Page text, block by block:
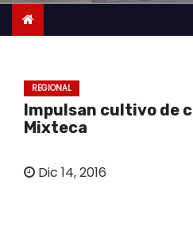
t
REGIONAL
Impulsan cultivo de
Mixteca
Dic 14, 2016